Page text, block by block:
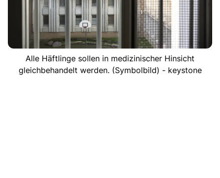
Alle Häftlinge sollen in medizinischer Hinsicht
gleichbehandelt werden. (Symbolbild) - keystone